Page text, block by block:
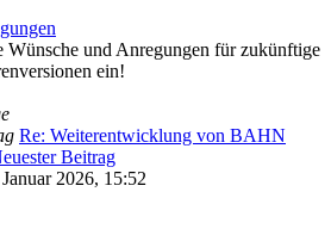
Wünsche und Anregungen für zukünftige
ein!
Re: Weiterentwicklung von BAHN
Beitrag
2026, 15:52